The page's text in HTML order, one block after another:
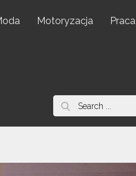
Motoryzacja Praca
Search
for: